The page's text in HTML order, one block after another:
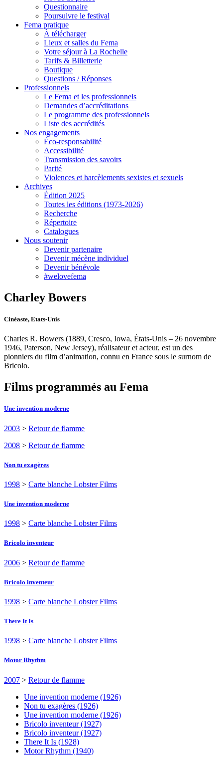
Questionnaire
Poursuivre le festival
Fema pratique
À télécharger
Lieux et salles du Fema
Votre séjour à La Rochelle
Tarifs & Billetterie
Boutique
Questions / Réponses
Professionnels
Le Fema et les professionnels
Demandes d’accréditations
Le programme des professionnels
Liste des accrédités
Nos engagements
Éco-responsabilité
Accessibilité
Transmission des savoirs
Parité
Violences et harcèlements sexistes et sexuels
Archives
Édition 2025
Toutes les éditions (1973-2026)
Recherche
Répertoire
Catalogues
Nous soutenir
Devenir partenaire
Devenir mécène individuel
Devenir bénévole
#welovefema
Charley Bowers
Cinéaste, Etats-Unis
Charles R. Bowers (1889, Cresco, Iowa, États-Unis – 26 novembre
1946, Paterson, New Jersey), réalisateur et acteur, est un des
pionniers du film d’animation, connu en France sous le surnom de
Bricolo.
Films programmés au Fema
Une invention moderne
2003 > Retour de flamme
2008 > Retour de flamme
Non tu exagères
1998 > Carte blanche Lobster Films
Une invention moderne
1998 > Carte blanche Lobster Films
Bricolo inventeur
2006 > Retour de flamme
Bricolo inventeur
1998 > Carte blanche Lobster Films
There It Is
1998 > Carte blanche Lobster Films
Motor Rhythm
2007 > Retour de flamme
Une invention moderne (1926)
Non tu exagères (1926)
Une invention moderne (1926)
Bricolo inventeur (1927)
Bricolo inventeur (1927)
There It Is (1928)
Motor Rhythm (1940)